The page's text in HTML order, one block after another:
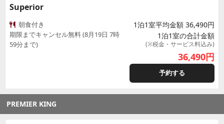
Superior
朝食付き
期限までキャンセル無料 (8月19日 7時
59分まで)
1泊1室平均金額 36,490円
1泊1室の合計金額
(※税金・サービス料込み)
36,490円
予約する
PREMIER KING